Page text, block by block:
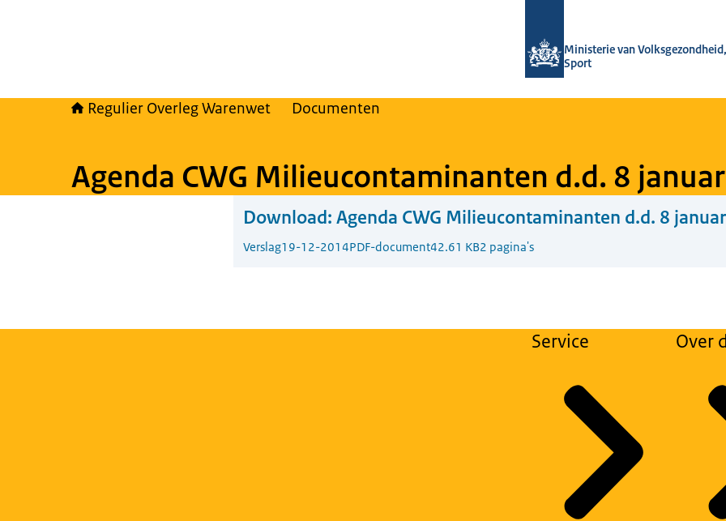
Ministerie van
Sport
Regulier Overleg Warenwet Documenten
Agenda CWG Milieucontaminanten d.d. 8
Download: Agenda CWG Milieucontaminanten d.d. 8
Verslag19-12-2014PDF-document42.61 KB2 pagina's
Service Over